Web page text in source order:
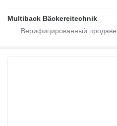
Multiback Bäckereitechnik